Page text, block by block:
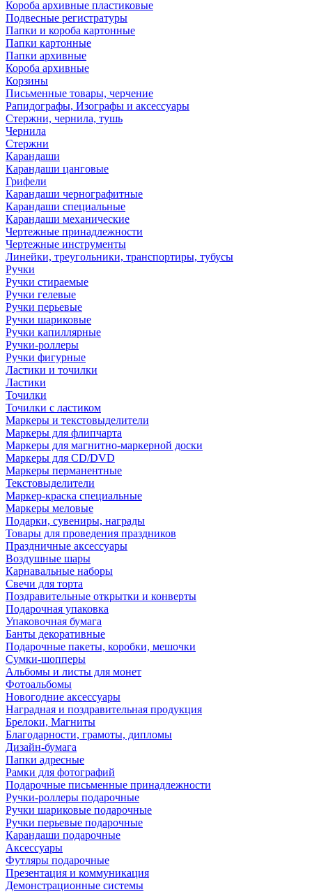
Короба архивные пластиковые
Подвесные регистратуры
Папки и короба картонные
Папки картонные
Папки архивные
Короба архивные
Корзины
Письменные товары, черчение
Рапидографы, Изографы и аксессуары
Стержни, чернила, тушь
Чернила
Стержни
Карандаши
Карандаши цанговые
Грифели
Карандаши чернографитные
Карандаши специальные
Карандаши механические
Чертежные принадлежности
Чертежные инструменты
Линейки, треугольники, транспортиры, тубусы
Ручки
Ручки стираемые
Ручки гелевые
Ручки перьевые
Ручки шариковые
Ручки капиллярные
Ручки-роллеры
Ручки фигурные
Ластики и точилки
Ластики
Точилки
Точилки с ластиком
Маркеры и текстовыделители
Маркеры для флипчарта
Маркеры для магнитно-маркерной доски
Маркеры для CD/DVD
Маркеры перманентные
Текстовыделители
Маркер-краска специальные
Маркеры меловые
Подарки, сувениры, награды
Товары для проведения праздников
Праздничные аксессуары
Воздушные шары
Карнавальные наборы
Свечи для торта
Поздравительные открытки и конверты
Подарочная упаковка
Упаковочная бумага
Банты декоративные
Подарочные пакеты, коробки, мешочки
Сумки-шопперы
Альбомы и листы для монет
Фотоальбомы
Новогодние аксессуары
Наградная и поздравительная продукция
Брелоки, Магниты
Благодарности, грамоты, дипломы
Дизайн-бумага
Папки адресные
Рамки для фотографий
Подарочные письменные принадлежности
Ручки-роллеры подарочные
Ручки шариковые подарочные
Ручки перьевые подарочные
Карандаши подарочные
Аксессуары
Футляры подарочные
Презентация и коммуникация
Демонстрационные системы